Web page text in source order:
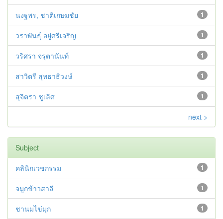
1
นงฐพร, ชาติเกษมชัย
1
วราพันธุ์ อยู่ศรีเจริญ
1
วริศรา จรุตานันท์
1
สาวิตรี สุทธาธิวงษ์
1
สุจิตรา ชูเลิศ
next >
Subject
1
คลินิกเวชกรรม
1
จมูกข้าวสาลี
1
ชานมไข่มุก